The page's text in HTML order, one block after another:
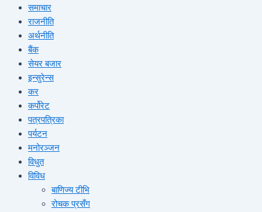
समाचार
राजनीति
अर्थनीति
बैंक
सेयर बजार
इन्सुरेन्स
कर
कर्पोरेट
पत्रपत्रिका
पर्यटन
मनोरञ्जन
विधुत
विविध
बाणिज्य टीभि
रोचक प्रसँग